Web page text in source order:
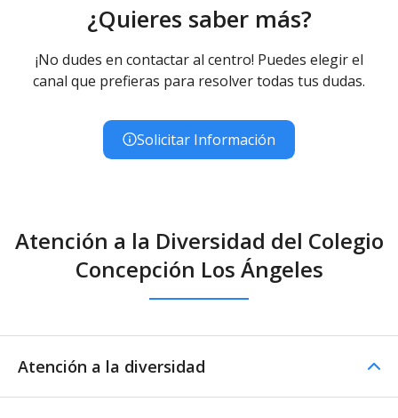
¿Quieres saber más?
¡No dudes en contactar al centro! Puedes elegir el
canal que prefieras para resolver todas tus dudas.
Solicitar Información
Atención a la Diversidad del Colegio
Concepción Los Ángeles
Atención a la diversidad